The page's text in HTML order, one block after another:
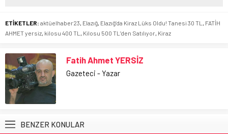
ETİKETLER: aktüelhaber23 Elazığ Elazığ’da Kiraz Lüks Oldu! Tanesi 30 TL
FATİH
AHMET yersiz kilosu 400 TL Kilosu 500 TL’den Satılıyor Kiraz
Fatih Ahmet YERSİZ
Gazeteci - Yazar
BENZER KONULAR